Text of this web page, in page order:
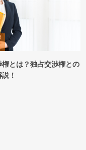
権とは？独占交渉権との
！